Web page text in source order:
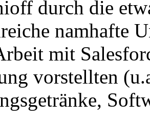
durch die
namhafte
mit
vorstellten